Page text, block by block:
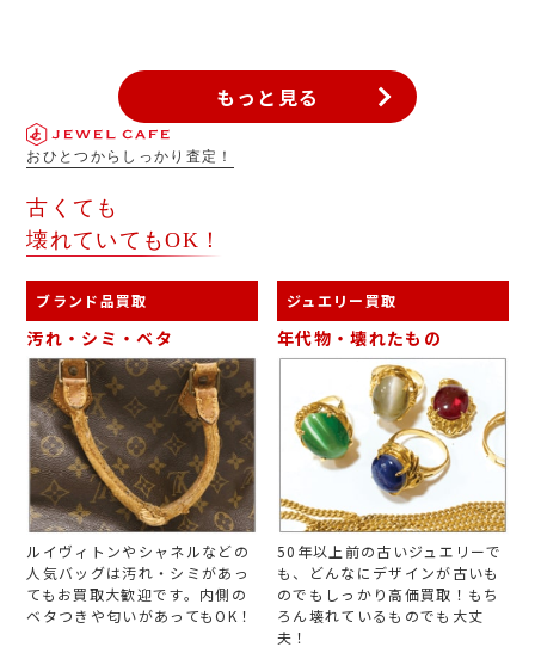
色のエレベーターを2階に上がってすぐのところにございます。皆
様のお越しを心よりお待ちしております。
もっと見る
おひとつからしっかり査定！
古くても
壊れていてもOK！
ブランド品買取
汚れ・シミ・ベタ
ルイヴィトンやシャネルなどの
人気バッグは汚れ・シミがあっ
てもお買取大歓迎です。内側の
ベタつきや匂いがあってもOK！
ジュエリー買取
年代物・壊れたもの
50年以上前の古いジュエリーで
も、どんなにデザインが古いも
のでもしっかり高価買取！もち
ろん壊れているものでも大丈
夫！